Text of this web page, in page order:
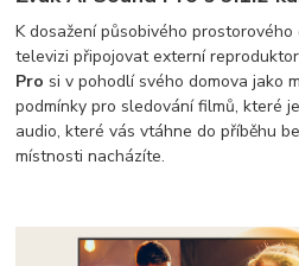
K dosažení působivého
televizi připojovat externí
Pro si v pohodlí svého domova jako
podmínky pro sledování filmů, které
audio, které vás vtáhne do příběhu
místnosti nacházíte.